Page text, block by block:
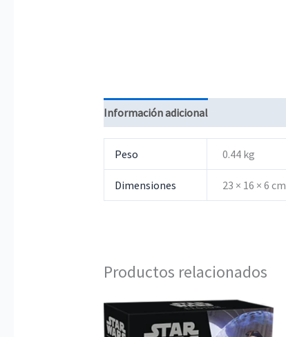
Información adicional
Peso 0.44 kg
Dimensiones 23 × 16 × 6 cm
Productos relacionados